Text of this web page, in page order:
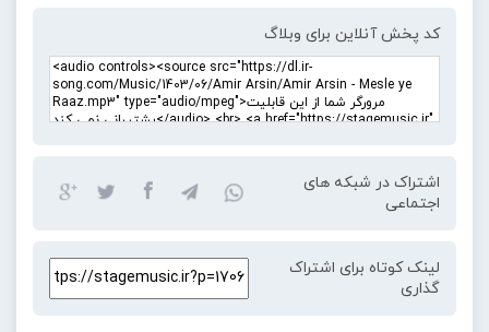
کد پخش آنلاین برای وبلاگ
اشتراک در شبکه های
اجتماعی
لینک کوتاه برای اشتراک
گذاری